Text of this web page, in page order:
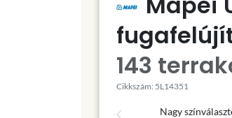
143
Cikkszám: 5L14351
Nagy